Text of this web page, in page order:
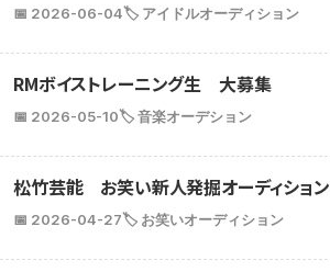
📅 2026-06-04🏷️ アイドルオーディション
RMボイストレーニング生 大募集
📅 2026-05-10🏷️ 音楽オーデション
松竹芸能 お笑い新人発掘オーディション
📅 2026-04-27🏷️ お笑いオーディション